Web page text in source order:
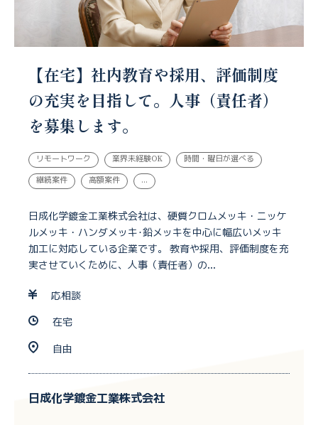
【在宅】社内教育や採用、評価制度
の充実を目指して。人事（責任者）
を募集します。
リモートワーク 業界未経験OK 時間・曜日が選べる
継続案件 高額案件 ...
日成化学鍍金工業株式会社は、硬質クロムメッキ・ニッケ
ルメッキ・ハンダメッキ･鉛メッキを中心に幅広いメッキ
加工に対応している企業です。 教育や採用、評価制度を充
実させていくために、人事（責任者）の...
応相談
在宅
自由
日成化学鍍金工業株式会社